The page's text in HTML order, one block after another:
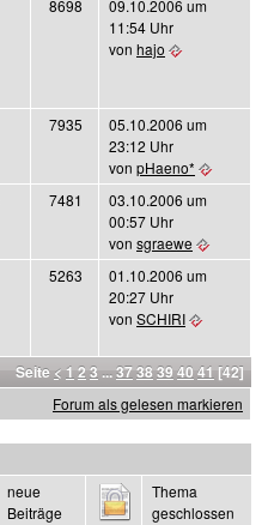
8698
09.10.2006 um
11:54 Uhr
von hajo
7935
05.10.2006 um
23:12 Uhr
von pHaeno*
7481
03.10.2006 um
00:57 Uhr
von sgraewe
5263
01.10.2006 um
20:27 Uhr
von SCHIRI
Seite < 1 23 ...3738 39 40 41 [42]
Forum als gelesen markieren
neue
Beiträge
Thema
geschlossen